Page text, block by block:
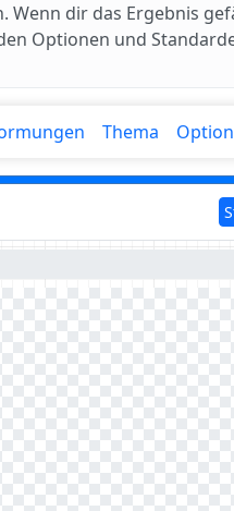
dir das Ergebnis
Optionen und
Thema